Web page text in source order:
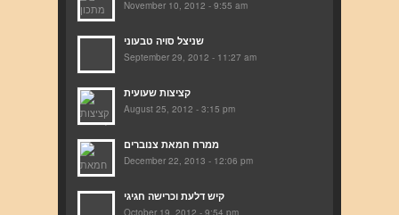
November 10, 2012 - 9:55 am
שניצל סויה טבעוני
September 29, 2012 - 11:27 am
קציצות שעועית
August 25, 2012 - 3:15 pm
ממרח חמאת צנוברים
December 22, 2013 - 12:06 pm
קיש דלעת וכרישה חגיגי
October 19, 2012 - 9:54 pm